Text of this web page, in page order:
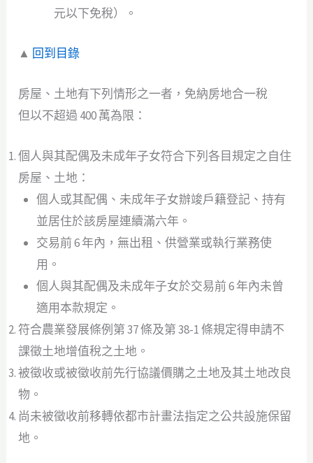
元以下免稅）。
▲ 回到目錄
房屋、土地有下列情形之一者，免納房地合一稅
但以不超過 400 萬為限：
個人與其配偶及未成年子女符合下列各目規定之自住
房屋、土地：
個人或其配偶、未成年子女辦竣戶籍登記、持有
並居住於該房屋連續滿六年。
交易前 6 年內，無出租、供營業或執行業務使
用。
個人與其配偶及未成年子女於交易前 6 年內未曾
適用本款規定。
符合農業發展條例第 37 條及第 38-1 條規定得申請不
課徵土地增值稅之土地。
被徵收或被徵收前先行協議價購之土地及其土地改良
物。
尚未被徵收前移轉依都市計畫法指定之公共設施保留
地。